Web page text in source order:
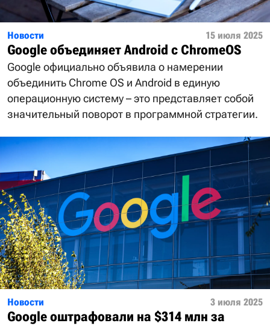
Новости 15 июля 2025
Google объединяет Android с ChromeOS
Google официально объявила о намерении
объединить Chrome OS и Android в единую
операционную систему – это представляет собой
значительный поворот в программной стратегии.
Новости 3 июля 2025
Google оштрафовали на $314 млн за